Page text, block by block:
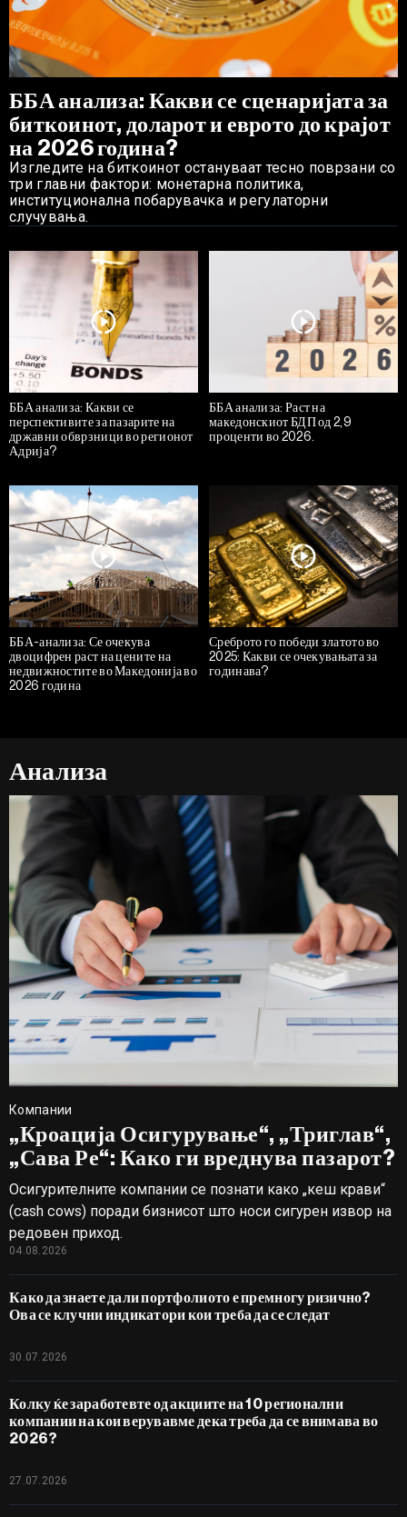
ББА анализа: Какви се сценаријата за
биткоинот, доларот и еврото до крајот
на 2026 година?
Изгледите на биткоинот остануваат тесно поврзани со
три главни фактори: монетарна политика,
институционална побарувачка и регулаторни
случувања.
ББА анализа: Какви се
перспективите за пазарите на
државни обврзници во регионот
Адрија?
ББА анализа: Раст на
македонскиот БДП од 2,9
проценти во 2026.
ББА-анализа: Се очекува
двоцифрен раст на цените на
недвижностите во Македонија во
2026 година
Среброто го победи златото во
2025: Какви се очекувањата за
годинава?
Анализа
Компании
„Кроација Осигурување“, „Триглав“,
„Сава Ре“: Како ги вреднува пазарот?
Осигурителните компании се познати како „кеш крави“
(cash cows) поради бизнисот што носи сигурен извор на
редовен приход.
04.08.2026
Како да знаете дали портфолиото е премногу ризично?
Ова се клучни индикатори кои треба да се следат
30.07.2026
Колку ќе заработевте од акциите на 10 регионални
компании на кои верувавме дека треба да се внимава во
2026?
27.07.2026